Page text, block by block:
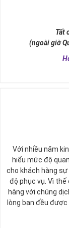
tài lộc, may mắn
tự nhiên, nó tượng
), đạo quân tử
sống sự hòa hợp,
được sự hòa hợp,
nhanh chóng
Tất
(ngoài giờ
Với nhiều năm
hiểu mức độ
cho khách hàng
độ phục vụ. Vì
hàng với chúng
lòng bạn đều